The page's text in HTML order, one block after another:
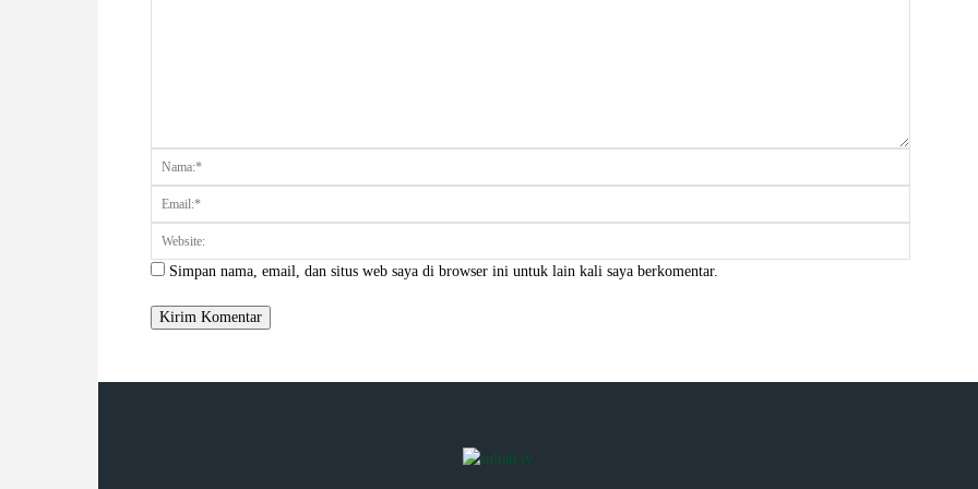
Komentar:
Simpan nama, email, dan situs web saya di browser ini untuk lain kali saya berkomentar.